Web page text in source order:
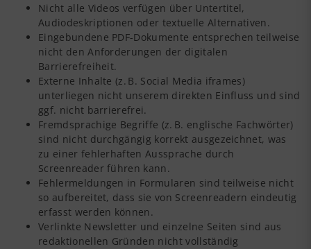
Nicht alle Videos verfügen über Untertitel,
Audiodeskriptionen oder textuelle Alternativen.
Eingebundene PDF-Dokumente entsprechen teilweise
nicht den Anforderungen der digitalen
Barrierefreiheit.
Externe Inhalte (z. B. Social Media iframes)
unterliegen nicht unserem direkten Einfluss und sind
ggf. nicht barrierefrei.
Fremdsprachige Begriffe (z. B. englische Fachwörter)
sind nicht durchgängig korrekt ausgezeichnet, was
zu einer fehlerhaften Aussprache durch
Screenreader führen kann.
Fehlermeldungen in Formularen sind teilweise nicht
so aufbereitet, dass sie von Screenreadern eindeutig
erfasst werden können.
Verlinkte Newsletter und einzelne Seiten sind aus
redaktionellen Gründen nicht vollständig